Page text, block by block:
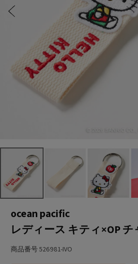
ocean pacific
レディース キティ×OP チ
商品番号526981-IVO